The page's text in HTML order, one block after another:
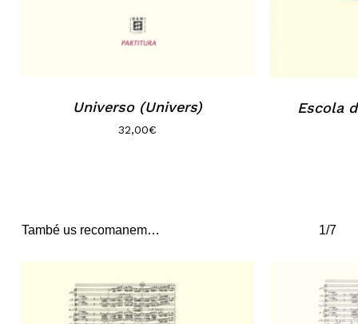
Universo (Univers)
32,00€
Escola
També us recomanem… 1/7